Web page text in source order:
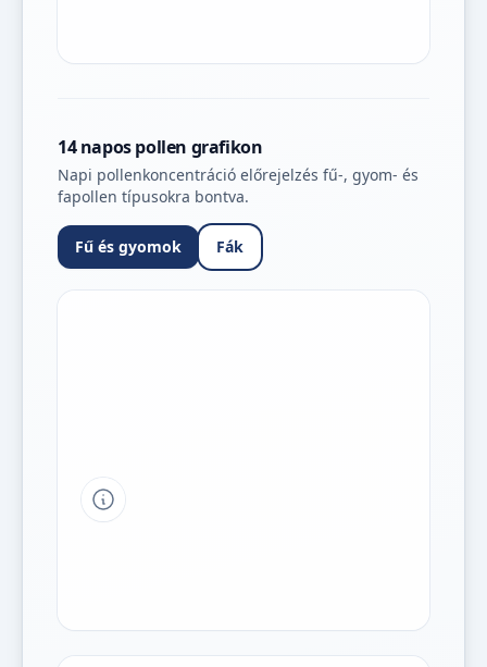
14 napos pollen grafikon
Napi pollenkoncentráció előrejelzés fű-, gyom- és
fapollen típusokra bontva.
Fű és gyomok Fák
Tipp a grafikon jelmagyarázatához